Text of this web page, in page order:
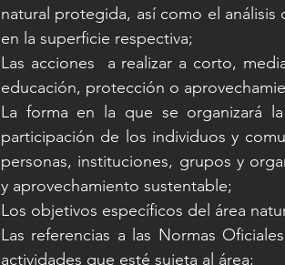
natural protegida, así como el
en la superficie respectiva;
Las acciones  a realizar a corto,
educación, protección o
La forma en la que se organizará
participación de los individuos y
personas, instituciones, grupos y
y aprovechamiento sustentable;
Los objetivos específicos del área
Las referencias a las Normas
actividades que esté sujeta al área;